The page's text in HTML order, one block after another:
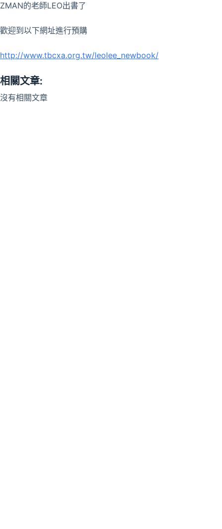
ZMAN的老師LEO出書了
歡迎到以下網址進行預購
http://www.tbcxa.org.tw/leolee_newbook/
相關文章:
沒有相關文章